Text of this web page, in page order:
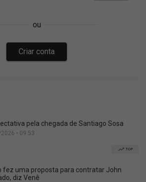
pela chegada de Santiago Sosa
• 09:53
TOP
fez uma proposta para contratar John
diz Venê